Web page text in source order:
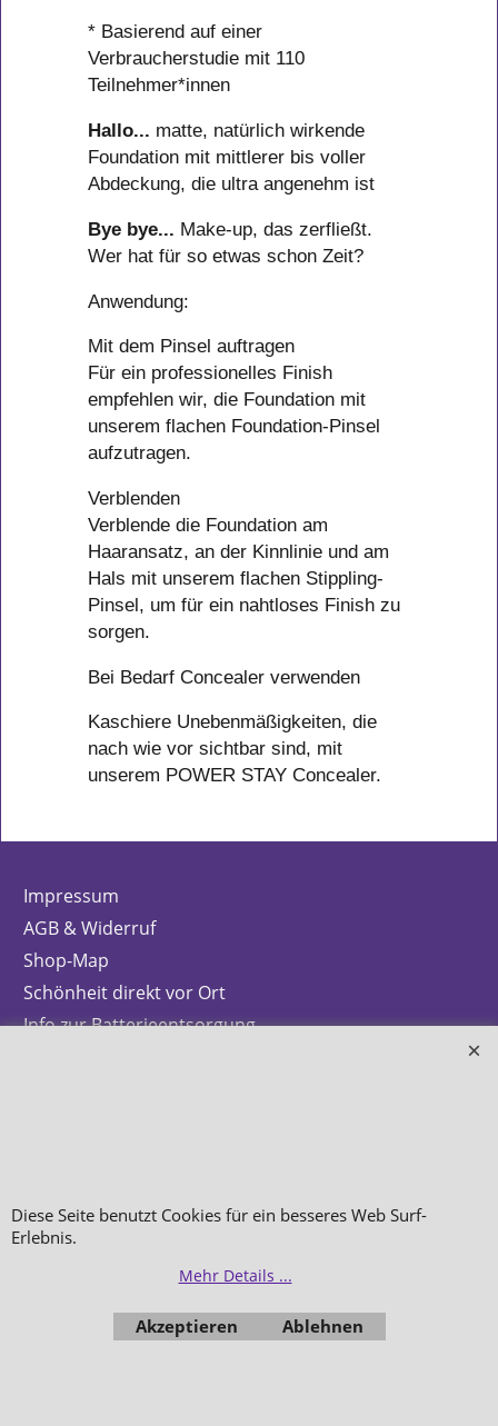
* Basierend auf einer
Verbraucherstudie mit 110
Teilnehmer*innen
Hallo... matte, natürlich wirkende
Foundation mit mittlerer bis voller
Abdeckung, die ultra angenehm ist
Bye bye... Make-up, das zerfließt.
Wer hat für so etwas schon Zeit?
Anwendung:
Mit dem Pinsel auftragen
Für ein professionelles Finish
empfehlen wir, die Foundation mit
unserem flachen Foundation-Pinsel
aufzutragen.
Verblenden
Verblende die Foundation am
Haaransatz, an der Kinnlinie und am
Hals mit unserem flachen Stippling-
Pinsel, um für ein nahtloses Finish zu
sorgen.
Bei Bedarf Concealer verwenden
Kaschiere Unebenmäßigkeiten, die
nach wie vor sichtbar sind, mit
unserem POWER STAY Concealer.
Impressum
AGB & Widerruf
Shop-Map
Schönheit direkt vor Ort
Info zur Batterieentsorgung
Düfte
Bestellung widerrufen
Diese Seite benutzt Cookies für ein besseres Web Surf-
Erlebnis.
Mehr Details ...
Akzeptieren Ablehnen